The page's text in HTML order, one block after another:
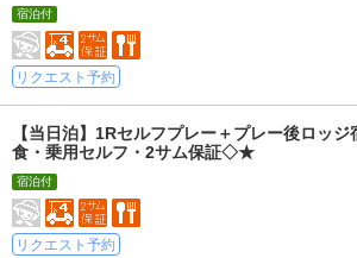
宿泊付
リクエスト予約
【当日泊】1Rセルフプレー＋プレー後ロッ
食・乗用セルフ・2サム保証◇★
宿泊付
リクエスト予約